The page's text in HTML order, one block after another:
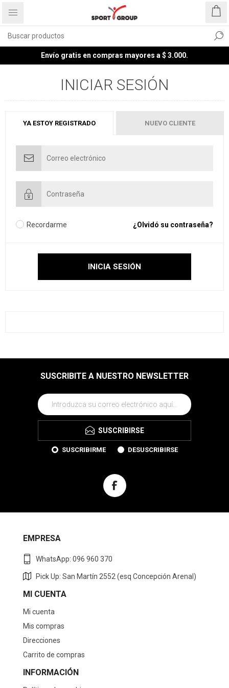
Envío gratis en compras mayores a $ 3.000.
INICIAR SESIÓN
YA ESTOY REGISTRADO NUEVO CLIENTE
Recordarme ¿Olvidó su contraseña?
SUSCRIBITE A NUESTRO NEWSLETTER
SUSCRIBIRSE
SUSCRIBIRME DESUSCRIBIRSE
EMPRESA
WhatsApp: 096 960 370
Pick Up: San Martín 2552 (esq Concepción Arenal)
MI CUENTA
Mi cuenta
Mis compras
Direcciones
Carrito de compras
INFORMACIÓN